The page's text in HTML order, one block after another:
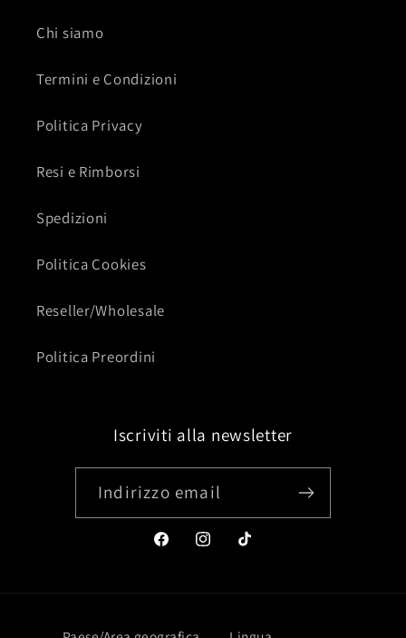
Chi siamo
Termini e Condizioni
Politica Privacy
Resi e Rimborsi
Spedizioni
Politica Cookies
Reseller/Wholesale
Politica Preordini
Iscriviti alla newsletter
Indirizzo email
FacebookInstagramTikTok